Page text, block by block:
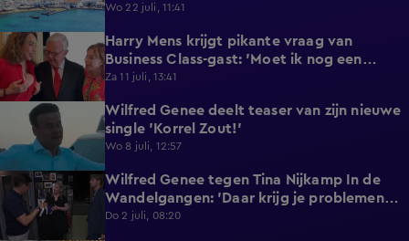
reageert met statement'
Wo 22 juli, 11:41
0:17
Harry Mens krijgt pikante vraag van
Business Class-gast: 'Moet ik nog een
knoopje losdoen?'
Za 11 juli, 13:41
0:37
Wilfred Genee deelt teaser van zijn nieuwe
single 'Korrel Zout!'
Wo 8 juli, 12:57
6:55
Wilfred Genee tegen Tina Nijkamp In de
Wandelgangen: 'Daar krijg je problemen
mee!'
Do 2 juli, 08:20